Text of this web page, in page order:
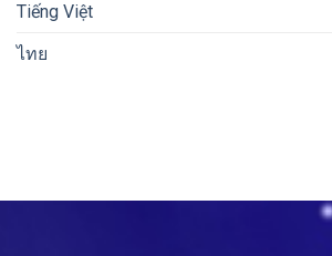
Tiếng Việt
ไทย